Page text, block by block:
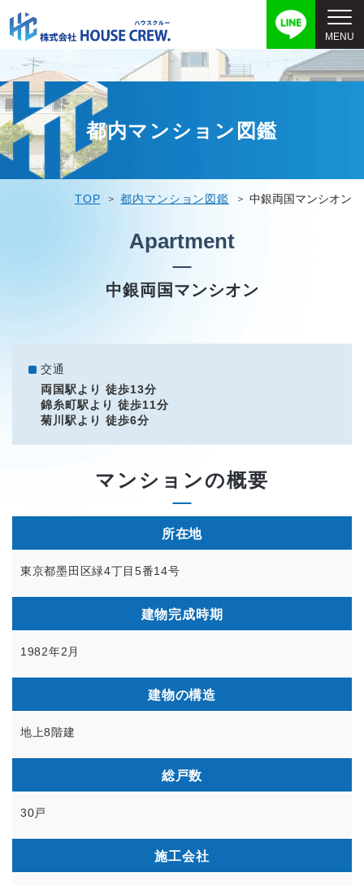
都内マンション図鑑
TOP 都内マンション図鑑 中銀両国マンシオン
Apartment
中銀両国マンシオン
交通
両国駅より 徒歩13分
錦糸町駅より 徒歩11分
菊川駅より 徒歩6分
マンションの概要
所在地
東京都墨田区緑4丁目5番14号
建物完成時期
1982年2月
建物の構造
地上8階建
総戸数
30戸
施工会社